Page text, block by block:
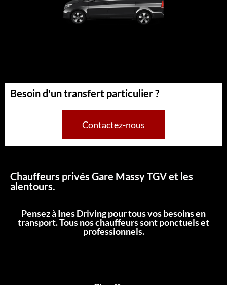
Besoin d'un transfert particulier ?
Contactez-nous
Chauffeurs privés Gare Massy TGV et les
alentours.
Pensez à Ines Driving pour tous vos besoins en
transport. Tous nos chauffeurs sont ponctuels et
professionnels.